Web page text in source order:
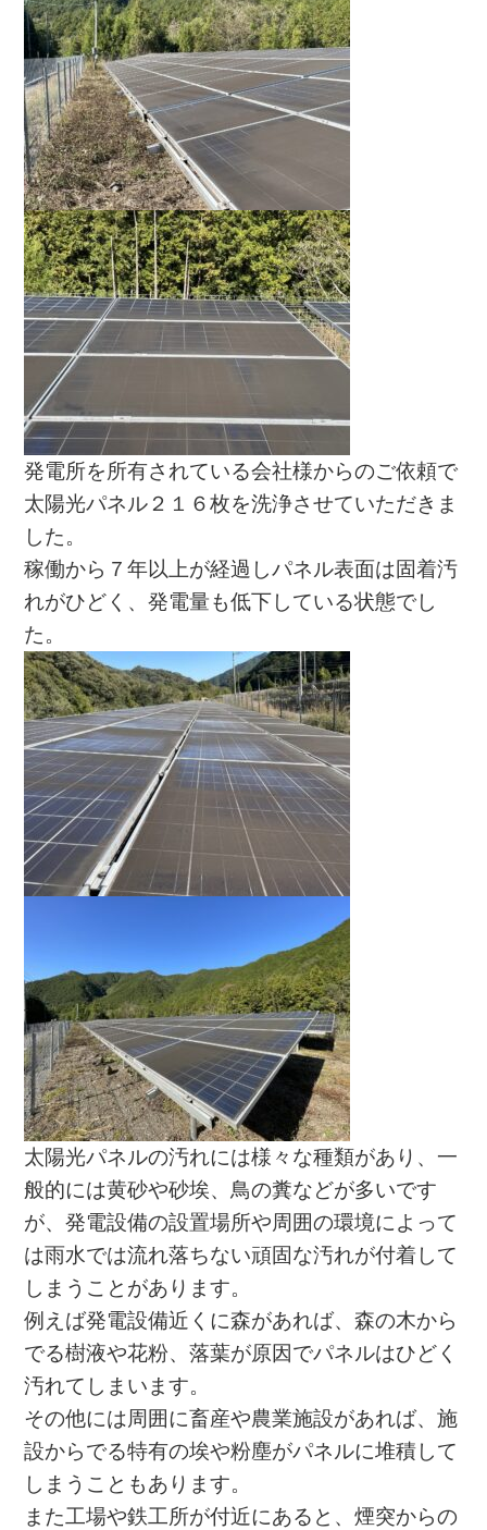
発電所を所有されている会社様からのご依頼で
太陽光パネル２１６枚を洗浄させていただきま
した。
稼働から７年以上が経過しパネル表面は固着汚
れがひどく、発電量も低下している状態でし
た。
太陽光パネルの汚れには様々な種類があり、一
般的には黄砂や砂埃、鳥の糞などが多いです
が、発電設備の設置場所や周囲の環境によって
は雨水では流れ落ちない頑固な汚れが付着して
しまうことがあります。
例えば発電設備近くに森があれば、森の木から
でる樹液や花粉、落葉が原因でパネルはひどく
汚れてしまいます。
その他には周囲に畜産や農業施設があれば、施
設からでる特有の埃や粉塵がパネルに堆積して
しまうこともあります。
また工場や鉄工所が付近にあると、煙突からの